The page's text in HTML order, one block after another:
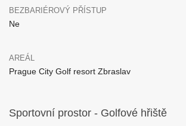
BEZBARIÉROVÝ PŘÍSTUP
Ne
AREÁL
Prague City Golf resort Zbraslav
Sportovní prostor - Golfové hřiště